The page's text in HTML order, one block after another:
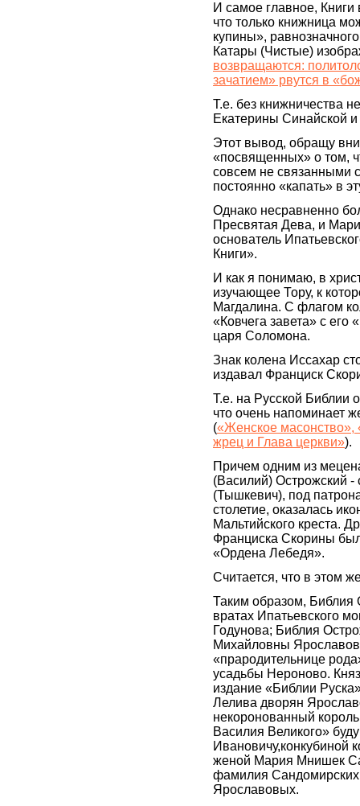
И самое главное, Книги
что только книжница
купины»,
Катары (Чистые)
возвращаются:
зачатием» рвутся в
Т.е. без книжничества
Екатерины Синайской
Этот вывод, обращу
«посвященных» о том,
совсем не связанными
постоянно «капать» в
Однако несравненно
Пресвятая Дева, и
основатель
Книги».
И как я понимаю, в
изучающее Тору, к
Магдалина. С флагом
«Ковчега завета» с
царя Соломона.
Знак колена Иссахар
издавал Франциск
Т.е. на Русской Библии
что очень напоминает
(«Женское
жрец и Глава церкви»).
Причем одним из
(Василий) Острожский
(Тышкевич), под
столетие, оказалась
Мальтийского креста.
Франциска Скорины
«Ордена Лебедя».
Считается, что в этом
Таким образом, Библия
вратах Ипатьевского
Годунова; Библия
Михайловны
«прародительнице
усадьбы Нероново.
издание «Библии
Лелива дворян
некоронованный
Василия Великого»
Ивановичу,конкубиной
женой Мария Мнишек
фамилия Сандомирских
Ярославовых.